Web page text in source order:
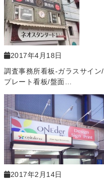
2017年4月18日
調査事務所看板-ガラスサイン/
プレート看板/盤面…
2017年2月14日